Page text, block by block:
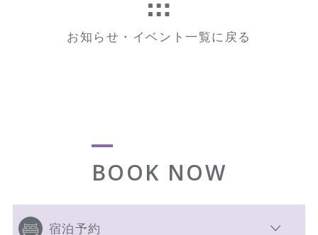
お知らせ・イベント一覧に戻る
BOOK NOW
宿泊予約